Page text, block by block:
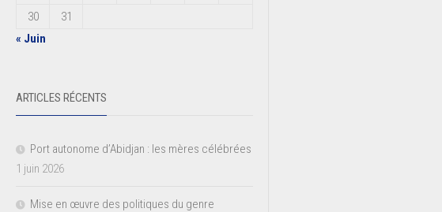
30
31
« Juin
ARTICLES RÉCENTS
Port autonome d’Abidjan : les mères célébrées
1 juin 2026
Mise en œuvre des politiques du genre